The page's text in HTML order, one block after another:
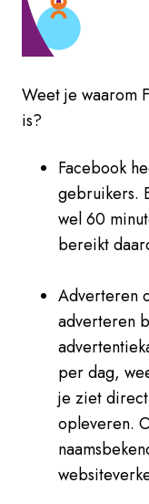
Weet je waarom
is?
Facebook
gebruikers.
wel 60
bereikt
Adverteren
adverteren
per dag,
je ziet
opleveren.